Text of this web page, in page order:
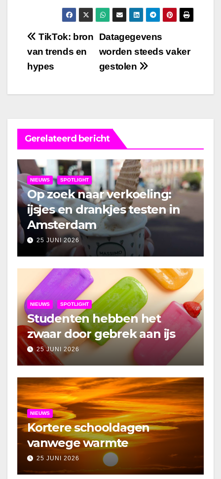
Bericht
navigatie
Datagegevens
worden steeds vaker
gestolen
TikTok: bron
van trends en
hypes
Gerelateerd bericht
NIEUWS SPOTLIGHT
Op zoek naar verkoeling:
ijsjes en drankjes testen in
Amsterdam
25 JUNI 2026
NIEUWS SPOTLIGHT
Studenten hebben het
zwaar door gebrek aan ijs
25 JUNI 2026
NIEUWS
Kortere schooldagen
vanwege warmte
25 JUNI 2026